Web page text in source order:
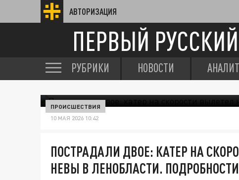
АВТОРИЗАЦИЯ
ПЕРВЫЙ РУССКИЙ
РУБРИКИ НОВОСТИ
ПРОИСШЕСТВИЯ
10 МАЯ 2026 10:42
ПОСТРАДАЛИ ДВОЕ: КАТЕР НА
НЕВЫ В ЛЕНОБЛАСТИ. ПОДРОБНОСТИ